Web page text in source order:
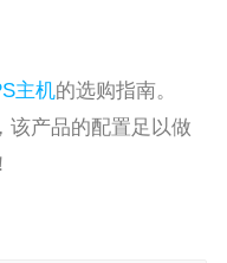
主机的选购指南。
该产品的配置足以做